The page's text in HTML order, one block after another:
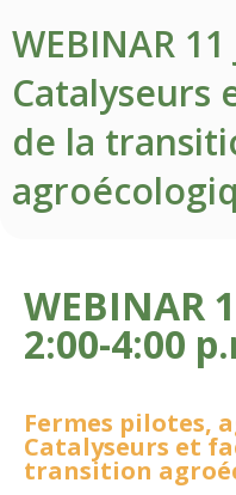
WEBINAR
Catalyseurs
de la
WEBINAR
2:00-4:00
Fermes pilotes,
Catalyseurs et
transition